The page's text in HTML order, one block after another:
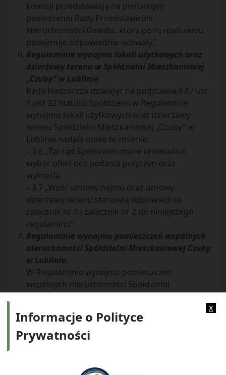
komisji przedstawiają na plenarnym
posiedzeniu Rady Przedstawicieli
Nieruchomości Osiedla, która po rozpatrzeniu
podejmuje odpowiednie uchwały.”
Regulaminie wynajmu lokali użytkowych oraz
dzierżawy terenu w Spółdzielni Mieszkaniowej
„Czuby” w Lublinie
Rada Nadzorcza działając na podstawie § 87 ust.
1 pkt 22 Statutu Spółdzielni w Regulaminie
wynajmu lokali użytkowych oraz dzierżawy
terenu Spółdzielni Mieszkaniowej „Czuby” w
Lublinie nadała nowe brzmienie:
– § 6 „Zarząd Spółdzielni może unieważnić
wybór ofert bez podania przyczyn oraz
wykreśla
– § 7 „Wzór umowy najmu oraz umowy
dzierżawy terenu stanowią odpowiednio
załącznik nr 1 i załącznik nr 2 do niniejszego
regulaminu”.
Regulaminie wynajmu pomieszczeń wspólnych
nieruchomości Spółdzielni Mieszkaniowej Czuby
w Lublinie.
W Regulaminie wynajmu pomieszczeń
wspólnych nieruchomości Spółdzielni
Mieszkaniowej „Czuby” w Lublinie wprowadziła
– § 1 ust.1 „Przedmiotem najmu są
powierzchnie wspólne usytuowane w budynku
mieszkalnym tj: części korytarzy klatek
inne pomieszczenia stanowiące powierzchnię
x
Informacje o Polityce
Prywatności